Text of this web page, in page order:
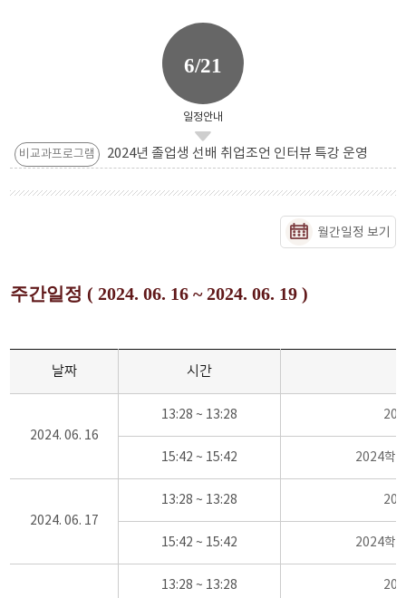
6/21
일정안내
비교과프로그램 2024년 졸업생 선배 취업조언 인터뷰 특강 운영
월간일정 보기
주간일정 ( 2024. 06. 16 ~ 2024. 06. 19 )
날짜 시간
2024. 06. 16
13:28 ~ 13:28
15:42 ~ 15:42 2024학
2024. 06. 17
13:28 ~ 13:28
15:42 ~ 15:42 2024학
13:28 ~ 13:28